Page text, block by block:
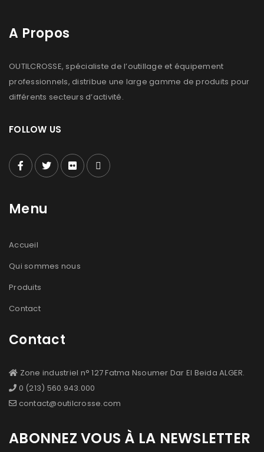
A Propos
OUTILCROSSE, spécialiste de l’outillage et équipement
professionnels, distribue une large gamme de produits pour
différents secteurs d’activité.
FOLLOW US
Menu
Accueil
Qui sommes nous
Produits
Contact
Contact
Zone industriel n° 127 Fatma Nsoumer Dar El Beida ALGER.
0 (213) 560.943.000
contact@outilcrosse.com
ABONNEZ VOUS À LA NEWSLETTER